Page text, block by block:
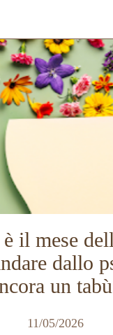
il mese
dallo
un
11/05/2026